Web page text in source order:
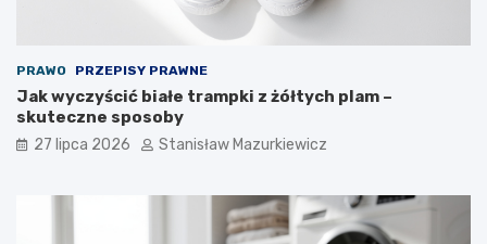
PRAWO PRZEPISY PRAWNE
Jak wyczyścić białe trampki z żółtych plam –
skuteczne sposoby
27 lipca 2026 Stanisław Mazurkiewicz